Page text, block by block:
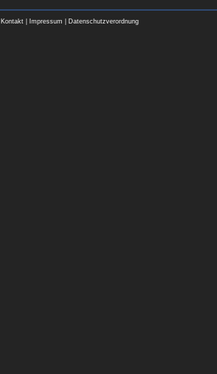
Kontakt| Impressum Datenschutzverordnung